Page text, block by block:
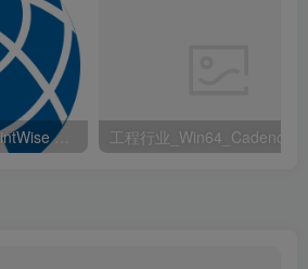
工程行业_Win64_PointWise 18.6 R2 x64资源下载地址_百度网盘迅雷BT